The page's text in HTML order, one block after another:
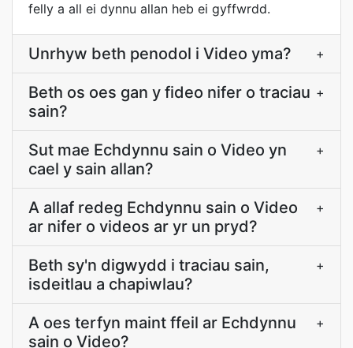
felly a all ei dynnu allan heb ei gyffwrdd.
Unrhyw beth penodol i Video yma? +
Beth os oes gan y fideo nifer o traciau
sain?
+
Sut mae Echdynnu sain o Video yn
cael y sain allan?
+
A allaf redeg Echdynnu sain o Video
ar nifer o videos ar yr un pryd?
+
Beth sy'n digwydd i traciau sain,
isdeitlau a chapiwlau?
+
A oes terfyn maint ffeil ar Echdynnu
sain o Video?
+